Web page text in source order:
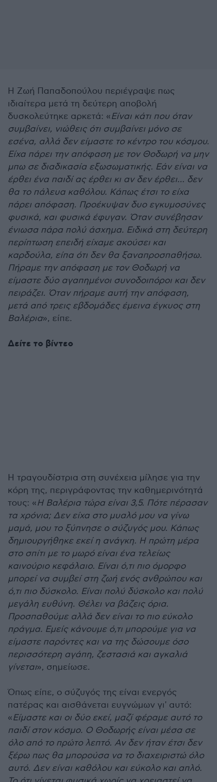
Η Ζωή Παπαδοπούλου περιέγραψε πως
ιδιαίτερα μετά τη δεύτερη αποβολή
δυσκολεύτηκε αρκετά: «Είναι κάτι που όταν
συμβαίνει, νιώθεις ότι συμβαίνει μόνο σε
εσένα, αλλά δεν είμαστε το κέντρο του κόσμου.
Είχα πάρει την απόφαση με τον Θοδωρή να μην
μπω σε διαδικασία εξωσωματικής. Εάν είναι να
έρθει ένα παιδί ας έρθει κι αν δεν έρθει... δεν
θα το πάλευα καθόλου. Κάπως έτσι το είχα
πάρει απόφαση. Προέκυψαν δυο εγκυμοσύνες
φυσικά, και φυσικά έφυγαν. Όταν συνέβησαν
ένιωσα πάρα πολύ άσχημα. Ειδικά στη δεύτερη
περίπτωση επειδή είχαμε ακούσει και
καρδούλα, είπα ότι δεν θα ξαναπροσπαθήσω.
Πήραμε την απόφαση με τον Θοδωρή να
είμαστε δύο αγαπημένοι συνοδοιπόροι και δεν
πειράζει. Όταν πήραμε αυτή την απόφαση,
μετά από τρεις εβδομάδες έμεινα έγκυος στη
Βαλέρια», είπε.
Δείτε το βίντεο
Η τραγουδίστρια στη συνέχεια μίλησε για την
κόρη της, περιγράφοντας την καθημερινότητά
τους: «Η Βαλέρια τώρα είναι 3,5. Πότε πέρασαν
τα χρόνια; Δεν είχα στο μυαλό μου να γίνω
μαμά, μου το ξύπνησε ο σύζυγός μου. Κάπως
δημιουργήθηκε εκεί η ανάγκη. H πρώτη μέρα
στο σπίτι με το μωρό είναι ένα τελείως
καινούριο κεφάλαιο. Είναι ό,τι πιο όμορφο
μπορεί να συμβεί στη ζωή ενός ανθρώπου και
ό,τι πιο δύσκολο. Είναι πολύ δύσκολο και πολύ
μεγάλη ευθύνη. Θέλει να βάζεις όρια.
Προσπαθούμε αλλά δεν είναι το πιο εύκολο
πράγμα. Εμείς κάνουμε ό,τι μπορούμε για να
είμαστε παρόντες και να της δώσουμε όσο
περισσότερη αγάπη, ζεστασιά και αγκαλιά
γίνεται», σημείωσε.
Όπως είπε, ο σύζυγός της είναι ενεργός
πατέρας και αισθάνεται ευγνώμων γι' αυτό:
«Είμαστε και οι δύο εκεί, μαζί φέραμε αυτό το
παιδί στον κόσμο. Ο Θοδωρής είναι μέσα σε
όλο από το πρώτο λεπτό. Αν δεν ήταν έτσι δεν
ξέρω πως θα μπορούσα να το διαχειριστώ όλο
αυτό. Δεν είναι καθόλου και εύκολο και απλό.